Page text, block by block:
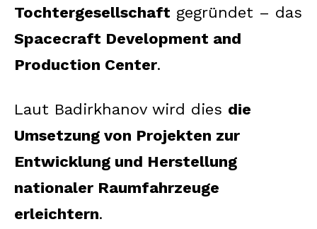
Tochtergesellschaft gegründet – das
Spacecraft Development and
Production Center.
Laut Badirkhanov wird dies die
Umsetzung von Projekten zur
Entwicklung und Herstellung
nationaler Raumfahrzeuge
erleichtern.